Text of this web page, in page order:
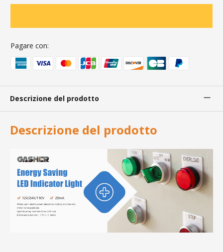
Pagare con:
Descrizione del prodotto
Descrizione del prodotto